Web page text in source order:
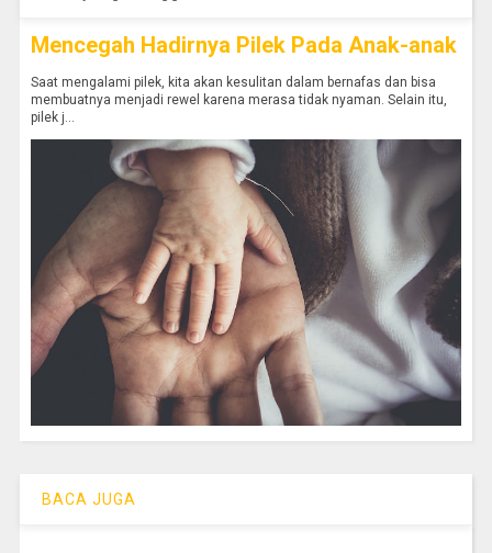
Mencegah Hadirnya Pilek Pada Anak-anak
Saat mengalami pilek, kita akan kesulitan dalam bernafas dan bisa
membuatnya menjadi rewel karena merasa tidak nyaman. Selain itu,
pilek j...
BACA JUGA